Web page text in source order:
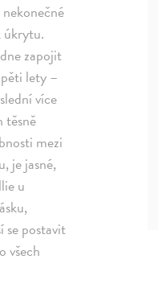
úkrytu.
zapojit
lety –
více
těsně
mezi
je jasné,
u
se postavit
všech